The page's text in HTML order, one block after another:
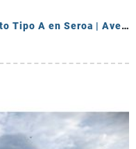
Cesión de Derechos – Apartamento Tipo A en Seroa | Avenida Centenario